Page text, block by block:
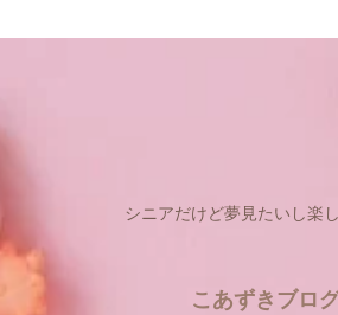
シニアだけど夢見たいし楽し
こあずきブロ